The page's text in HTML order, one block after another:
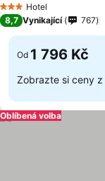
3 Počet hvězdiček
Hotel
8,7 Vynikající 767
Od 1 796 Kč
Zobrazte si ceny z
Oblíbená volba